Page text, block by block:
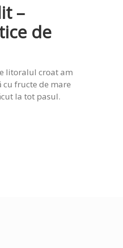
–
de
litoralul croat am
fructe de mare
la tot pasul.